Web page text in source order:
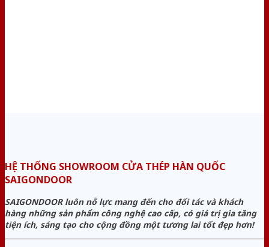
HỆ THỐNG SHOWROOM CỬA THÉP HÀN QUỐC
SAIGONDOOR
SAIGONDOOR luôn nỗ lực mang đến cho đối tác và khách
hàng những sản phẩm công nghệ cao cấp, có giá trị gia tăng
tiện ích, sáng tạo cho cộng đồng một tương lai tốt đẹp hơn!